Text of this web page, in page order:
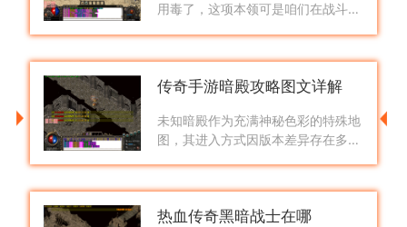
用毒了，这项本领可是咱们在战斗中
红毒和绿毒，这两种毒药在颜色、效
果和
传奇手游暗殿攻略图文详解
未知暗殿作为充满神秘色彩的特殊地
图，其进入方式因版本差异存在多种
325，340左右的神秘老人NPC，通
过对话选择
热血传奇黑暗战士在哪